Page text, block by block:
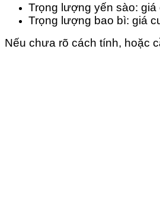
Trọng lượng yến sào:
Trọng lượng bao bì: giá
Nếu chưa rõ cách tính, hoặc